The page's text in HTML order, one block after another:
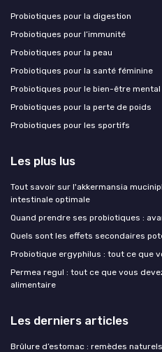
Probiotiques pour la digestion
Probiotiques pour l’immunité
Probiotiques pour la peau
Probiotiques pour la santé féminine
Probiotiques pour le bien-être mental
Probiotiques pour la perte de poids
Probiotiques pour les sportifs
Les plus lus
Tout savoir sur l'akkermansia
intestinale optimale
Quand prendre ses probiotiques :
Quels sont les effets secondaires
Probiotique ergyphilus : tout ce que
Permea regul : tout ce que vous
alimentaire
Les derniers articles
Brûlure d’estomac : remèdes